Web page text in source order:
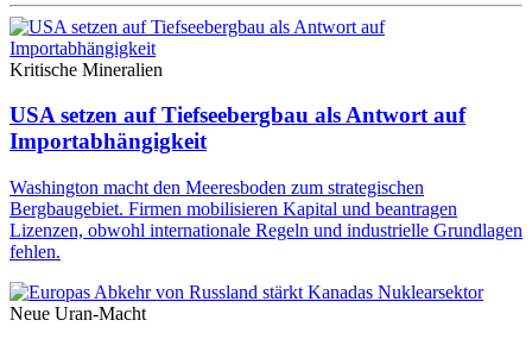
Kritische Mineralien
USA setzen auf Tiefseebergbau als Antwort auf
Importabhängigkeit
Washington macht den Meeresboden zum strategischen
Bergbaugebiet. Firmen mobilisieren Kapital und beantragen
Lizenzen, obwohl internationale Regeln und industrielle Grundlagen
fehlen.
Neue Uran-Macht